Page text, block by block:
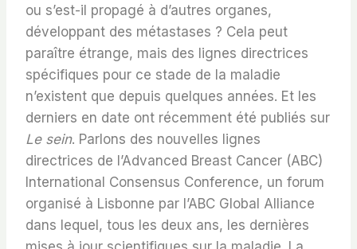
ou s’est-il propagé à d’autres organes,
développant des métastases ? Cela peut
paraître étrange, mais des lignes directrices
spécifiques pour ce stade de la maladie
n’existent que depuis quelques années. Et les
derniers en date ont récemment été publiés sur
Le sein. Parlons des nouvelles lignes
directrices de l’Advanced Breast Cancer (ABC)
International Consensus Conference, un forum
organisé à Lisbonne par l’ABC Global Alliance
dans lequel, tous les deux ans, les dernières